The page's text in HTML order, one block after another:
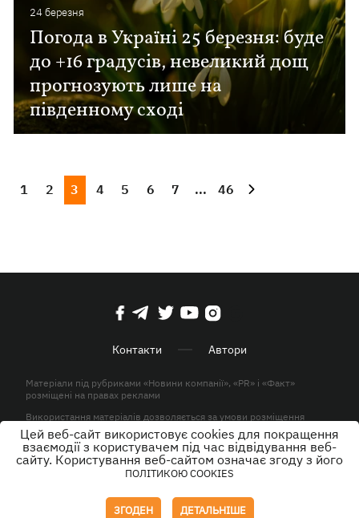
24 березня
Погода в Україні 25 березня: буде
до +16 градусів, невеликий дощ
прогнозують лише на
південному сході
1 2 3 4 5 6 7 ... 46
Контакти Автори
Матеріали під рубриками «Новини компанії», «PR» і «Факт»
розміщені на правах реклами
Використання матеріалів дозволяється за умови розміщення
активного гіперпосилання на KP.UA в першому абзаці.
© ТОВ «ЮЛАВ МЕДІА» 2026. Всі права захищені.
Цей веб-сайт використовує cookies для покращення
взаємодії з користувачем під час відвідування веб-
сайту. Користування веб-сайтом означає згоду з його
ПОЛІТИКОЮ COOKIES
ЗГОДЕН ДЕТАЛЬНІШЕ